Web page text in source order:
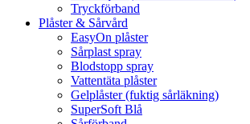
Tryckförband
Plåster & Sårvård
EasyOn plåster
Sårplast spray
Blodstopp spray
Vattentäta plåster
Gelplåster (fuktig sårläkning)
SuperSoft Blå